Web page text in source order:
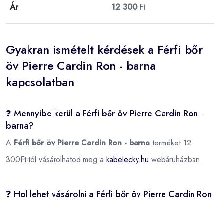
Ár 12 300Ft
Gyakran ismételt kérdések a Férfi bőr
öv Pierre Cardin Ron - barna
kapcsolatban
❓ Mennyibe kerül a Férfi bőr öv Pierre Cardin Ron -
barna?
A Férfi bőr öv Pierre Cardin Ron - barna terméket 12
300Ft-tól vásárolhatod meg a kabelecky.hu webáruházban.
❓ Hol lehet vásárolni a Férfi bőr öv Pierre Cardin Ron